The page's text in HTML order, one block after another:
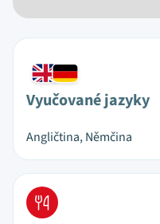
Vyučované jazyky
Angličtina, Němčina